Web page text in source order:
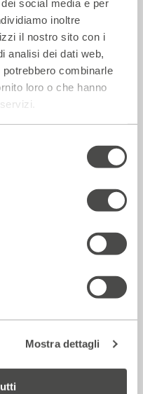
social media e per
inoltre
il nostro sito con i
analisi dei dati web,
combinarle
loro o che hanno
Mostra dettagli
gli eroi di
Viviani
tra Ferragni e